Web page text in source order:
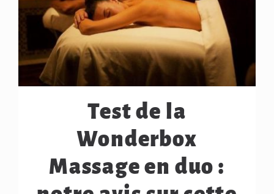
Test de la
Wonderbox
Massage en duo :